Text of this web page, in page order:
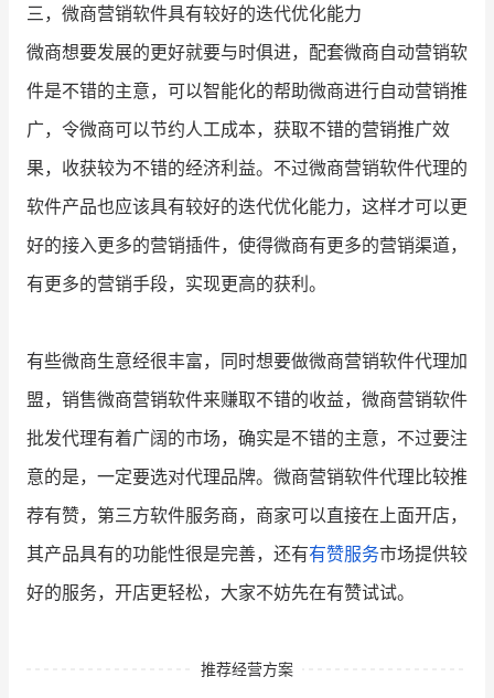
三，微商营销软件具有较好的迭代优化能力
微商想要发展的更好就要与时俱进，配套微商自动营销软
件是不错的主意，可以智能化的帮助微商进行自动营销推
广，令微商可以节约人工成本，获取不错的营销推广效
果，收获较为不错的经济利益。不过微商营销软件代理的
软件产品也应该具有较好的迭代优化能力，这样才可以更
好的接入更多的营销插件，使得微商有更多的营销渠道，
有更多的营销手段，实现更高的获利。
有些微商生意经很丰富，同时想要做微商营销软件代理加
盟，销售微商营销软件来赚取不错的收益，微商营销软件
批发代理有着广阔的市场，确实是不错的主意，不过要注
意的是，一定要选对代理品牌。微商营销软件代理比较推
荐有赞，第三方软件服务商，商家可以直接在上面开店，
其产品具有的功能性很是完善，还有有赞服务市场提供较
好的服务，开店更轻松，大家不妨先在有赞试试。
推荐经营方案